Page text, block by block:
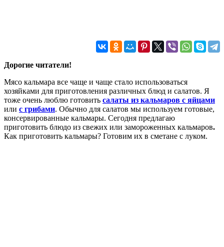
Дорогие читатели!
Мясо кальмара все чаще и чаще стало использоваться
хозяйками для приготовления различных блюд и салатов. Я
тоже очень люблю готовить салаты из кальмаров с яйцами
или с грибами. Обычно для салатов мы используем готовые,
консервированные кальмары. Сегодня предлагаю
приготовить блюдо из свежих или замороженных кальмаров.
Как приготовить кальмары? Готовим их в сметане с луком.